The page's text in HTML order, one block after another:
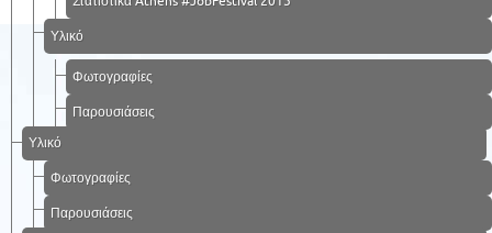
Υλικό
Φωτογραφίες
Παρουσιάσεις
Υλικό
Φωτογραφίες
Παρουσιάσεις